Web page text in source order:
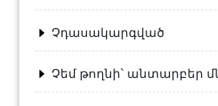
Չդասակարգված
Չեմ թողնի՝ անտարբեր